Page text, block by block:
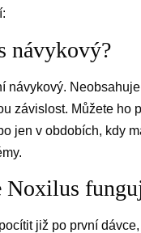
návykový?
návykový.
závislost. Můžete ho
jen v obdobích, kdy
Noxilus
již po první